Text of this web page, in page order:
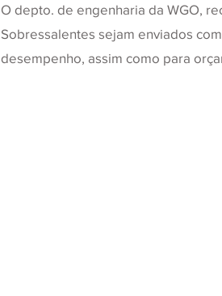
O depto. de engenharia da WGO,
Sobressalentes sejam enviados
desempenho, assim como para